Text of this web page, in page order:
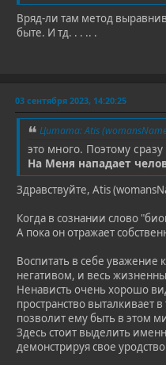
Вряд-ли там метод
быте. И тд. . . .. .
03 сентября 2023, 14:20:25
Цитата: Atis
это много. Поэтому сразу
На Меня нападает
Здравствуйте, Atis
Когда в сознании слово
А пока он отражает
Воспитать в себе уважение
негативом, и весь
Ненависть очень хорошо
пространство выталкивает
позволит ему быть в этом
Здесь стоит выделить
демонстрируя свое